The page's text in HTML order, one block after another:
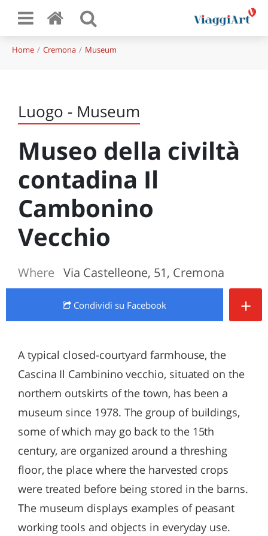
Home Cremona Museum
Luogo - Museum
Museo della civiltà
contadina Il
Cambonino
Vecchio
Where Via Castelleone, 51, Cremona
Condividi su Facebook +
A typical closed-courtyard farmhouse, the
Cascina Il Cambinino vecchio, situated on the
northern outskirts of the town, has been a
museum since 1978. The group of buildings,
some of which may go back to the 15th
century, are organized around a threshing
floor, the place where the harvested crops
were treated before being stored in the barns.
The museum displays examples of peasant
working tools and objects in everyday use.